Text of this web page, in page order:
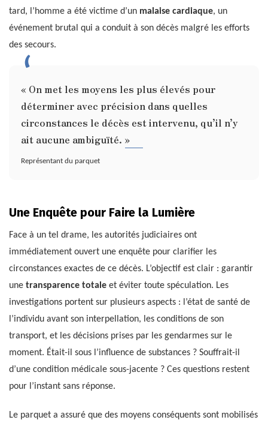
tard, l’homme a été victime d’un malaise cardiaque, un
événement brutal qui a conduit à son décès malgré les efforts
des secours.
« On met les moyens les plus élevés pour
déterminer avec précision dans quelles
circonstances le décès est intervenu, qu’il n’y
ait aucune ambiguïté. »
Représentant du parquet
Une Enquête pour Faire la Lumière
Face à un tel drame, les autorités judiciaires ont
immédiatement ouvert une enquête pour clarifier les
circonstances exactes de ce décès. L’objectif est clair : garantir
une transparence totale et éviter toute spéculation. Les
investigations portent sur plusieurs aspects : l’état de santé de
l’individu avant son interpellation, les conditions de son
transport, et les décisions prises par les gendarmes sur le
moment. Était-il sous l’influence de substances ? Souffrait-il
d’une condition médicale sous-jacente ? Ces questions restent
pour l’instant sans réponse.
Le parquet a assuré que des moyens conséquents sont mobilisés